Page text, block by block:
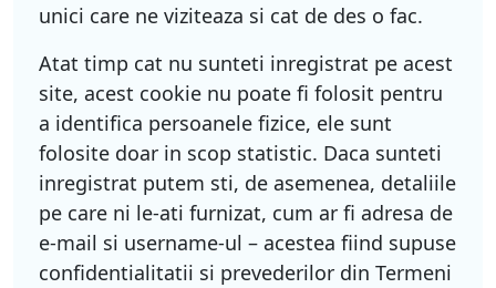
unici care ne viziteaza si cat de des o fac.
Atat timp cat nu sunteti inregistrat pe acest
site, acest cookie nu poate fi folosit pentru
a identifica persoanele fizice, ele sunt
folosite doar in scop statistic. Daca sunteti
inregistrat putem sti, de asemenea, detaliile
pe care ni le-ati furnizat, cum ar fi adresa de
e-mail si username-ul – acestea fiind supuse
confidentialitatii si prevederilor din Termeni